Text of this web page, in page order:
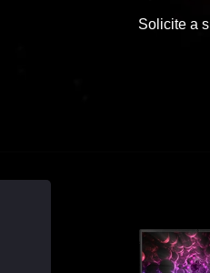
Solicite a